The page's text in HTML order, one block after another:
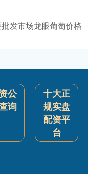
发市场龙眼葡萄价格
公
询
十大正
规实盘
配资平
台